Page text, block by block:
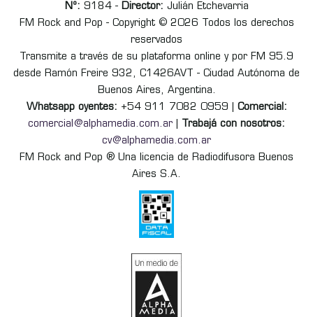
Nº: 9184 - Director: Julián Etchevarria
FM Rock and Pop - Copyright © 2026 Todos los derechos
reservados
Transmite a través de su plataforma online y por FM 95.9
desde Ramón Freire 932, C1426AVT - Ciudad Autónoma de
Buenos Aires, Argentina.
Whatsapp oyentes: +54 911 7082 0959 | Comercial:
comercial@alphamedia.com.ar
Trabajá con nosotros:
cv@alphamedia.com.ar
FM Rock and Pop ® Una licencia de Radiodifusora Buenos
Aires S.A.